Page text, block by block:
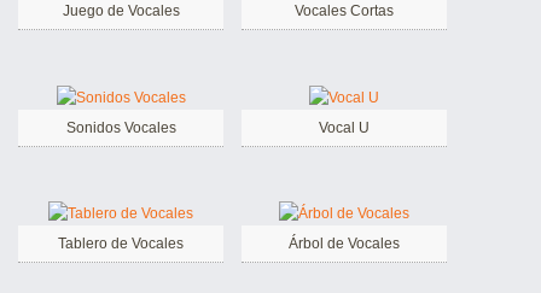
Juego de Vocales Vocales Cortas
Sonidos Vocales Vocal U
Tablero de Vocales Árbol de Vocales